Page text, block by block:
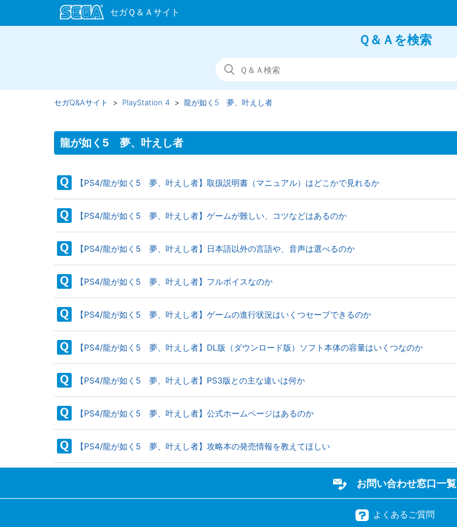
Ｑ＆Ａを検索
セガQ&Aサイト PlayStation 4 龍が如く5 夢、叶えし者
龍が如く5 夢、叶えし者
【PS4/龍が如く5 夢、叶えし者】取扱説明書（マニュアル）はどこかで見れるか
【PS4/龍が如く5 夢、叶えし者】ゲームが難しい、コツなどはあるのか
【PS4/龍が如く5 夢、叶えし者】日本語以外の言語や、音声は選べるのか
【PS4/龍が如く5 夢、叶えし者】フルボイスなのか
【PS4/龍が如く5 夢、叶えし者】ゲームの進行状況はいくつセーブできるのか
【PS4/龍が如く5 夢、叶えし者】DL版（ダウンロード版）ソフト本体の容量はいくつなのか
【PS4/龍が如く5 夢、叶えし者】PS3版との主な違いは何か
【PS4/龍が如く5 夢、叶えし者】公式ホームページはあるのか
【PS4/龍が如く5 夢、叶えし者】攻略本の発売情報を教えてほしい
お問い合わせ窓口一覧
よくあるご質問